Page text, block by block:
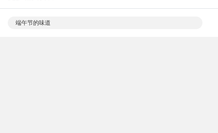
端午节的味道